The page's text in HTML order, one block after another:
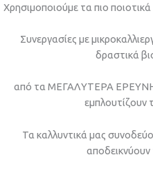
Χρησιμοποιούμε τα πιο
Συνεργασίες με
δραστικά
από τα ΜΕΓΑΛΥΤΕΡΑ
εμπλουτίζουν
Τα καλλυντικά μας